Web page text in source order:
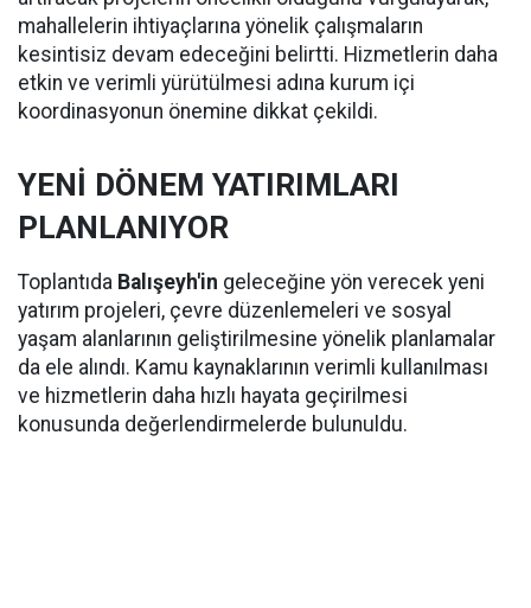
mahallelerin ihtiyaçlarına yönelik çalışmaların
kesintisiz devam edeceğini belirtti. Hizmetlerin daha
etkin ve verimli yürütülmesi adına kurum içi
koordinasyonun önemine dikkat çekildi.
YENİ DÖNEM YATIRIMLARI
PLANLANIYOR
Toplantıda Balışeyh'in geleceğine yön verecek yeni
yatırım projeleri, çevre düzenlemeleri ve sosyal
yaşam alanlarının geliştirilmesine yönelik planlamalar
da ele alındı. Kamu kaynaklarının verimli kullanılması
ve hizmetlerin daha hızlı hayata geçirilmesi
konusunda değerlendirmelerde bulunuldu.